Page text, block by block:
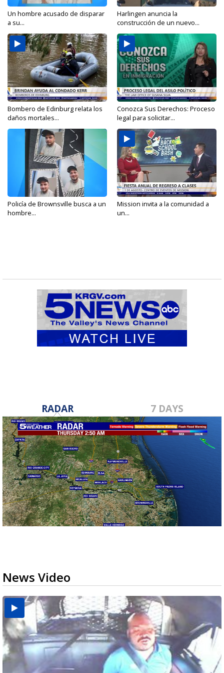
Un hombre acusado de disparar
a su...
Harlingen anuncia la
construcción de un nuevo...
Bombero de Edinburg relata los
daños mortales...
Conozca Sus Derechos: Proceso
legal para solicitar...
Policía de Brownsville busca a un
hombre...
Mission invita a la comunidad a
un...
RADAR 7 DAYS
News Video